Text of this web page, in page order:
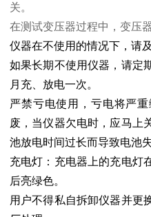
关。
在测试变压器过程中，变压
仪器在不使用的情况下，请
如果长期不使用仪器，请定
月充、放电一次。
严禁亏电使用，亏电将严
废，当仪器欠电时，应马上
池放电时间过长而导致电池失
充电灯：充电器上的充电灯
后亮绿色。
用户不得私自拆卸仪器并更